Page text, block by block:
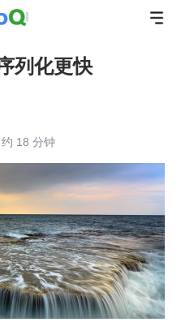
列化更快
18 分钟